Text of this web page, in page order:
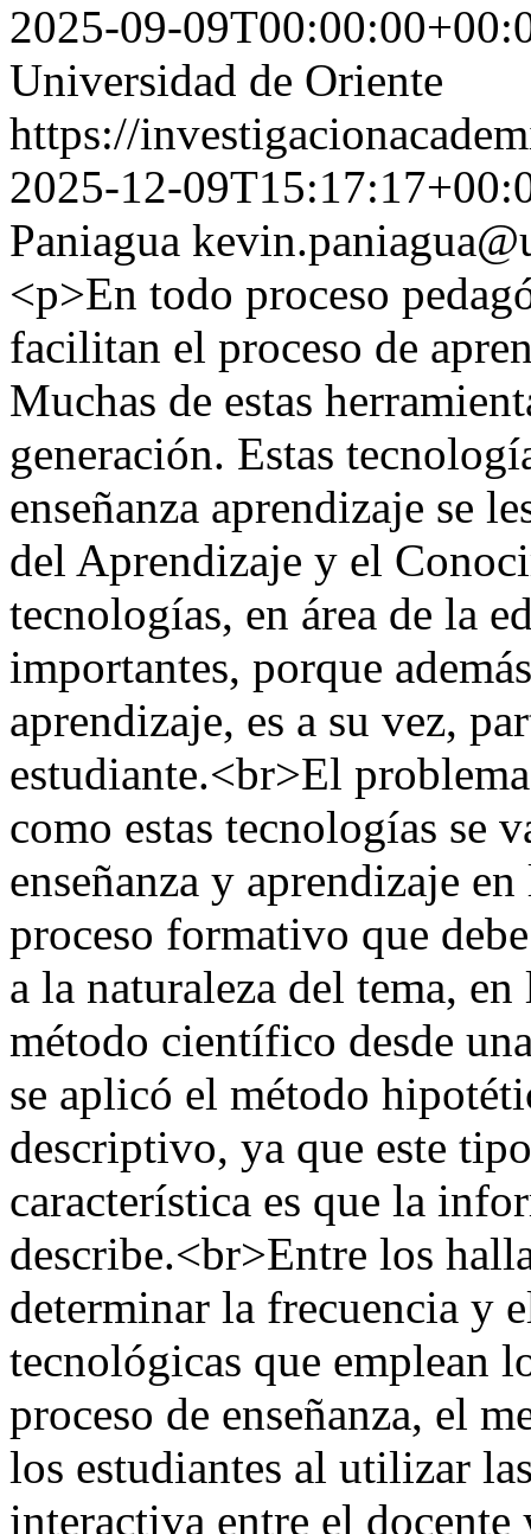
2025-09-
Universidad de Oriente
https://
2025-12-
Paniagua
<p>En todo proceso
facilitan el proceso de
Muchas de estas
generación. Estas
enseñanza aprendizaje se
del Aprendizaje y el
tecnologías, en área de la
importantes, porque
aprendizaje, es a su vez,
estudiante.<br>El
como estas tecnologías se
enseñanza y aprendizaje
proceso formativo que
a la naturaleza del tema,
método científico desde
se aplicó el método
descriptivo, ya que este
característica es que la
describe.<br>Entre los
determinar la frecuencia y
tecnológicas que emplean
proceso de enseñanza, el
los estudiantes al utilizar
interactiva entre el